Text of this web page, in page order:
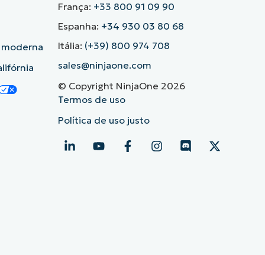
França: +33 800 91 09 90
Espanha: +34 930 03 80 68
Itália: (+39) 800 974 708
sales@ninjaone.com
© Copyright NinjaOne 2026
Termos de uso
Política de uso justo